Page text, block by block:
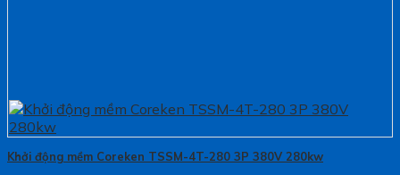
Khởi động mềm Coreken TSSM-4T-280 3P 380V 280kw